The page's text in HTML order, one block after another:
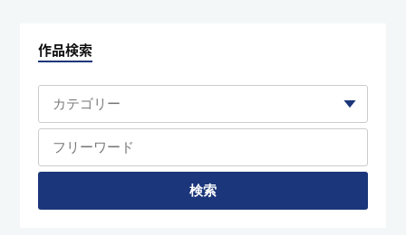
作品検索